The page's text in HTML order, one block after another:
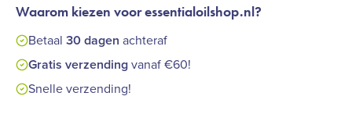
Waarom kiezen voor essentialoilshop.nl?
Betaal 30 dagen achteraf
Gratis verzendingvanaf €60!
Snelle verzending!